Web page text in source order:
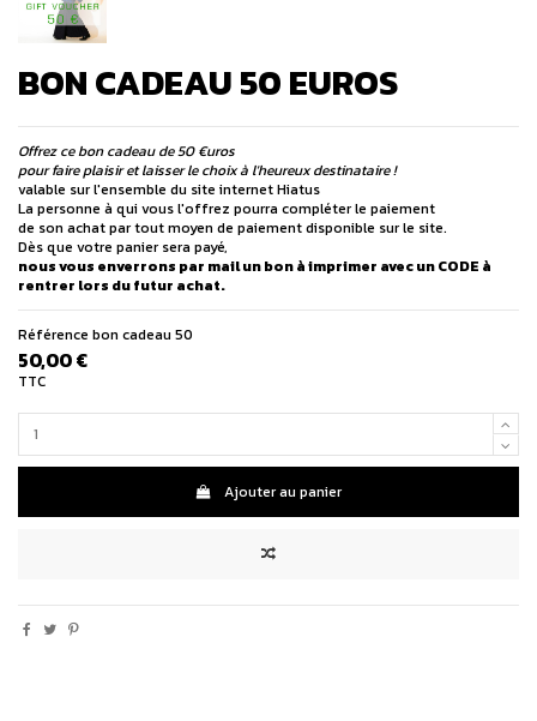
BON CADEAU 50 EUROS
Offrez ce bon cadeau de 50 €uros
pour faire plaisir et laisser le choix à l'heureux destinataire !
valable sur l'ensemble du site internet Hiatus
La personne à qui vous l'offrez pourra compléter le paiement
de son achat par tout moyen de paiement disponible sur le site.
Dès que votre panier sera payé,
nous vous enverrons par mail un bon à imprimer avec un CODE à
rentrer lors du futur achat.
Référence bon cadeau 50
50,00 €
TTC
Ajouter au panier